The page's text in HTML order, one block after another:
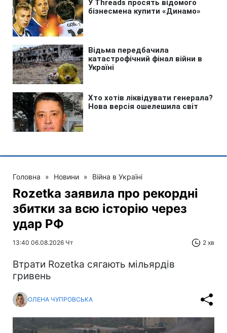
Головна » Новини » Війна в Україні
Rozetka заявила про рекордні
збитки за всю історію через
удар РФ
13:40 06.08.2026 Чт 2 хв
Втрати Rozetka сягають мільярдів
гривень
ОЛЕНА ЧУПРОВСЬКА